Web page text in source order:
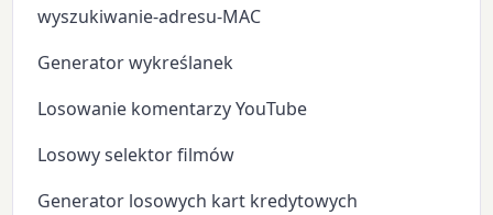
wyszukiwanie-adresu-MAC
Generator wykreślanek
Losowanie komentarzy YouTube
Losowy selektor filmów
Generator losowych kart kredytowych